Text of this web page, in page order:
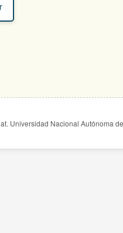
Universidad Nacional Autónoma